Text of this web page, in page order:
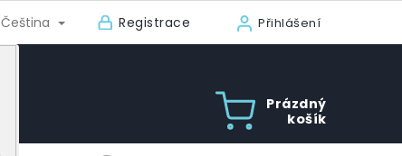
Čeština Registrace Přihlášení
Prázdný
košík